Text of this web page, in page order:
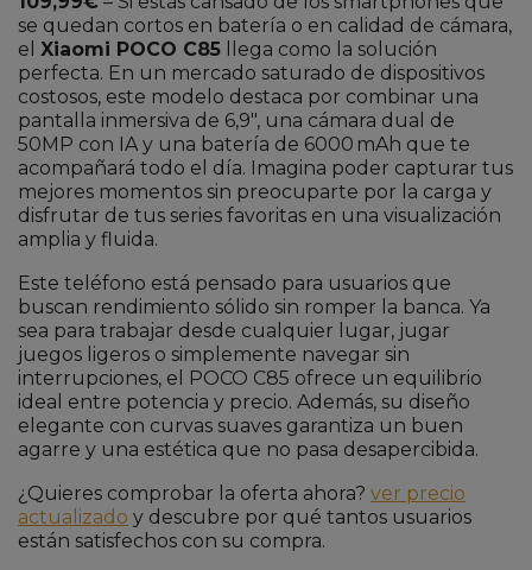
se quedan cortos en batería o en calidad de cámara,
el Xiaomi POCO C85 llega como la solución
perfecta. En un mercado saturado de dispositivos
costosos, este modelo destaca por combinar una
pantalla inmersiva de 6,9″, una cámara dual de
50MP con IA y una batería de 6000 mAh que te
acompañará todo el día. Imagina poder capturar tus
mejores momentos sin preocuparte por la carga y
disfrutar de tus series favoritas en una visualización
amplia y fluida.
Este teléfono está pensado para usuarios que
buscan rendimiento sólido sin romper la banca. Ya
sea para trabajar desde cualquier lugar, jugar
juegos ligeros o simplemente navegar sin
interrupciones, el POCO C85 ofrece un equilibrio
ideal entre potencia y precio. Además, su diseño
elegante con curvas suaves garantiza un buen
agarre y una estética que no pasa desapercibida.
¿Quieres comprobar la oferta ahora? ver precio
actualizado y descubre por qué tantos usuarios
están satisfechos con su compra.